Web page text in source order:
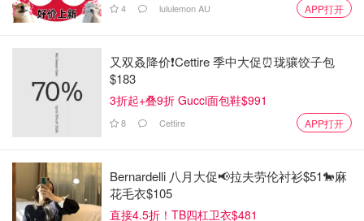
4 lululemon AU APP打开
又双叒降价❗️Cettire 季中大促⏰珑骧饺子包
$183
3折起+叠9折 Gucci面包鞋$991
8 Cettire APP打开
Bernardelli 八月大促📢拉夫劳伦衬衫$51🐎麻
花毛衣$105
直接4.5折！TB四杠卫衣$481